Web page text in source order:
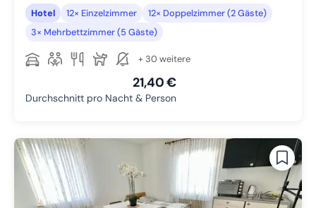
Hotel 12× Einzelzimmer
12× Doppelzimmer (2 Gäste)
3× Mehrbettzimmer (5 Gäste)
+ 30 weitere
21,40 €
Durchschnitt pro Nacht & Person